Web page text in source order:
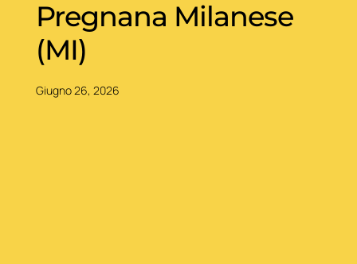
Pregnana Milanese
(MI)
Giugno 26, 2026